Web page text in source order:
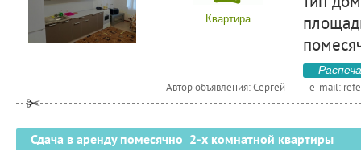
Квартира
Автор объявления: Сергей e-mail:
Сдача в аренду помесячно 2-х комнатной квартиры